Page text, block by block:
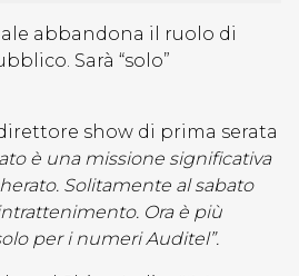
abbandona il ruolo di
Sarà “solo”
show di prima serata
è una missione significativa
Solitamente al sabato
Ora è più
per i numeri Auditel”.